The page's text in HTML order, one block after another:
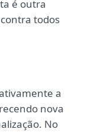
é outra
todos
a
nova
No